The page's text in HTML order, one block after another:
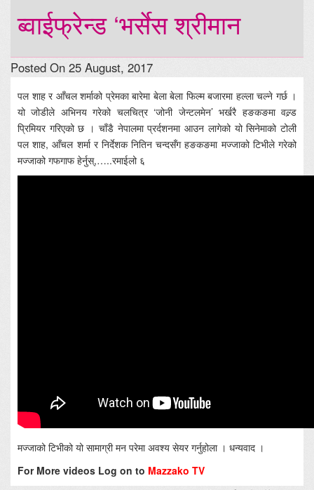
ब्वाईफ्रेन्ड ‘भर्सेस श्रीमान
Posted On 25 August, 2017
पल शाह र आँचल शर्माको प्रेमका बारेमा बेला बेला फिल्म बजारमा हल्ला चल्ने गर्छ ।
यो जोडीले अभिनय गरेको चलचित्र ‘जोनी जेन्टलमेन’ भर्खरै हङकङमा वल्र्ड
प्रिमियर गरिएको छ । चाँडै नेपालमा प्रर्दशनमा आउन लागेको यो सिनेमाको टोली
पल शाह, आँचल शर्मा र निर्देशक नितिन चन्दसँग हङकङमा मज्जाको टिभीले गरेको
मज्जाको गफगाफ हेर्नुस्,…..रमाईलो ६
मज्जाको टिभीको यो सामाग्री मन परेमा अवश्य सेयर गर्नुहोला । धन्यवाद ।
For More videos Log on to Mazzako TV